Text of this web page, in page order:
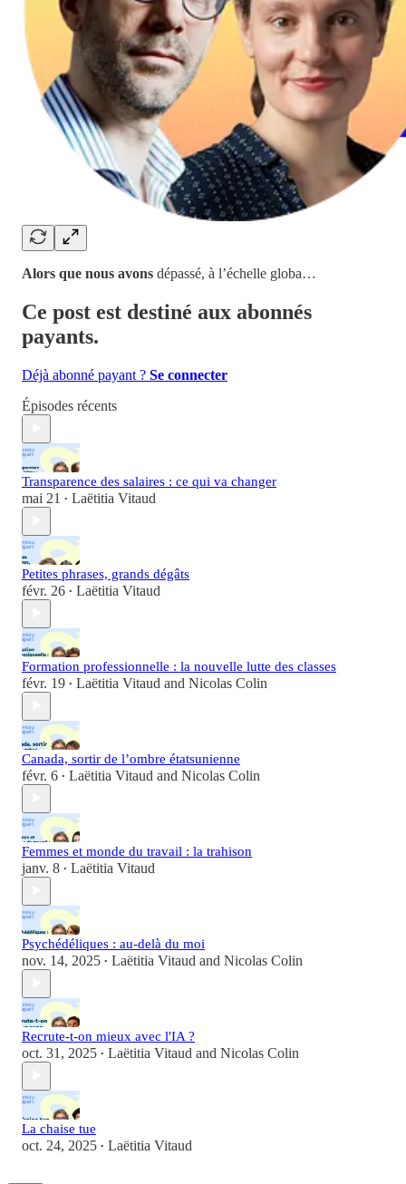
Alors que nous avons dépassé, à l’échelle globa…
Ce post est destiné aux abonnés
payants.
Déjà abonné payant ? Se connecter
Épisodes récents
Transparence des salaires : ce qui va changer
mai 21 • Laëtitia Vitaud
Petites phrases, grands dégâts
févr. 26 • Laëtitia Vitaud
Formation professionnelle : la nouvelle lutte des classes
févr. 19 • Laëtitia Vitaud and Nicolas Colin
Canada, sortir de l’ombre étatsunienne
févr. 6 • Laëtitia Vitaud and Nicolas Colin
Femmes et monde du travail : la trahison
janv. 8 • Laëtitia Vitaud
Psychédéliques : au-delà du moi
nov. 14, 2025 • Laëtitia Vitaud and Nicolas Colin
Recrute-t-on mieux avec l'IA ?
oct. 31, 2025 • Laëtitia Vitaud and Nicolas Colin
La chaise tue
oct. 24, 2025 • Laëtitia Vitaud